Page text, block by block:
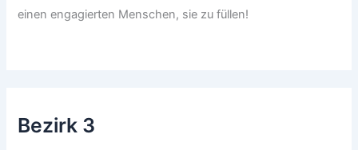
einen engagierten Menschen, sie zu füllen!
Bezirk 3